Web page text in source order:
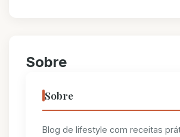
Sobre
Sobre
Blog de lifestyle com receitas